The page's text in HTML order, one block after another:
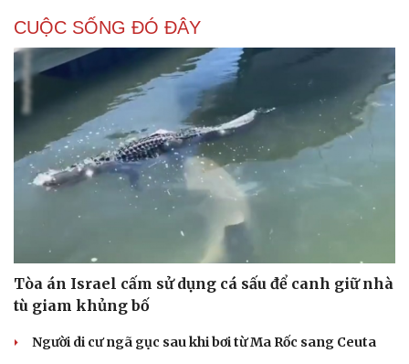
CUỘC SỐNG ĐÓ ĐÂY
Tòa án Israel cấm sử dụng cá sấu để canh giữ nhà
tù giam khủng bố
Người di cư ngã gục sau khi bơi từ Ma Rốc sang Ceuta